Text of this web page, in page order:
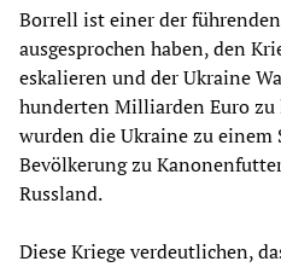
Borrell ist einer der
ausgesprochen haben, den
eskalieren und der Ukraine
hunderten Milliarden Euro zu
wurden die Ukraine zu einem
Bevölkerung zu
Russland.
Diese Kriege verdeutlichen,